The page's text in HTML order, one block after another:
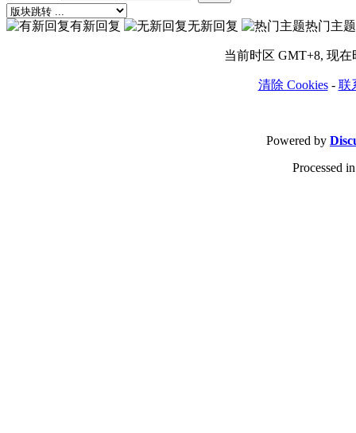
有新回复 无新回复 热门主题
当前时区 GMT+8, 现在
清除 Cookies- 联
Powered by
Processed